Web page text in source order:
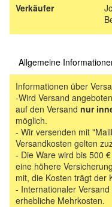
Verkäufer
Allgemeine
Informationen über
-Wird Versand
auf den Versand nur
möglich.
- Wir versenden mit
Versandkosten gelten
- Die Ware wird bis 500
eine höhere
mit, die Kosten trägt der
- Internationaler
erhebliche Mehrkosten.